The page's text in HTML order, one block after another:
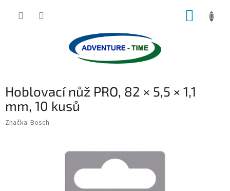
Hoblovací nůž PRO, 82 × 5,5 × 1,1
mm, 10 kusů
Značka: Bosch